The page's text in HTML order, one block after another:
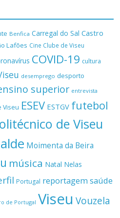
Benfica Carregal do Sal Castro
Lafões Cine Clube de Viseu
COVID-19 cultura
desemprego desporto
superior entrevista
Viseu ESEV ESTGV futebol
de Viseu
Moimenta da Beira
música Natal Nelas
Portugal reportagemsaúde
de Portugal Viseu Vouzela